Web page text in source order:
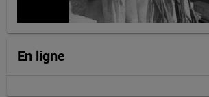
En ligne